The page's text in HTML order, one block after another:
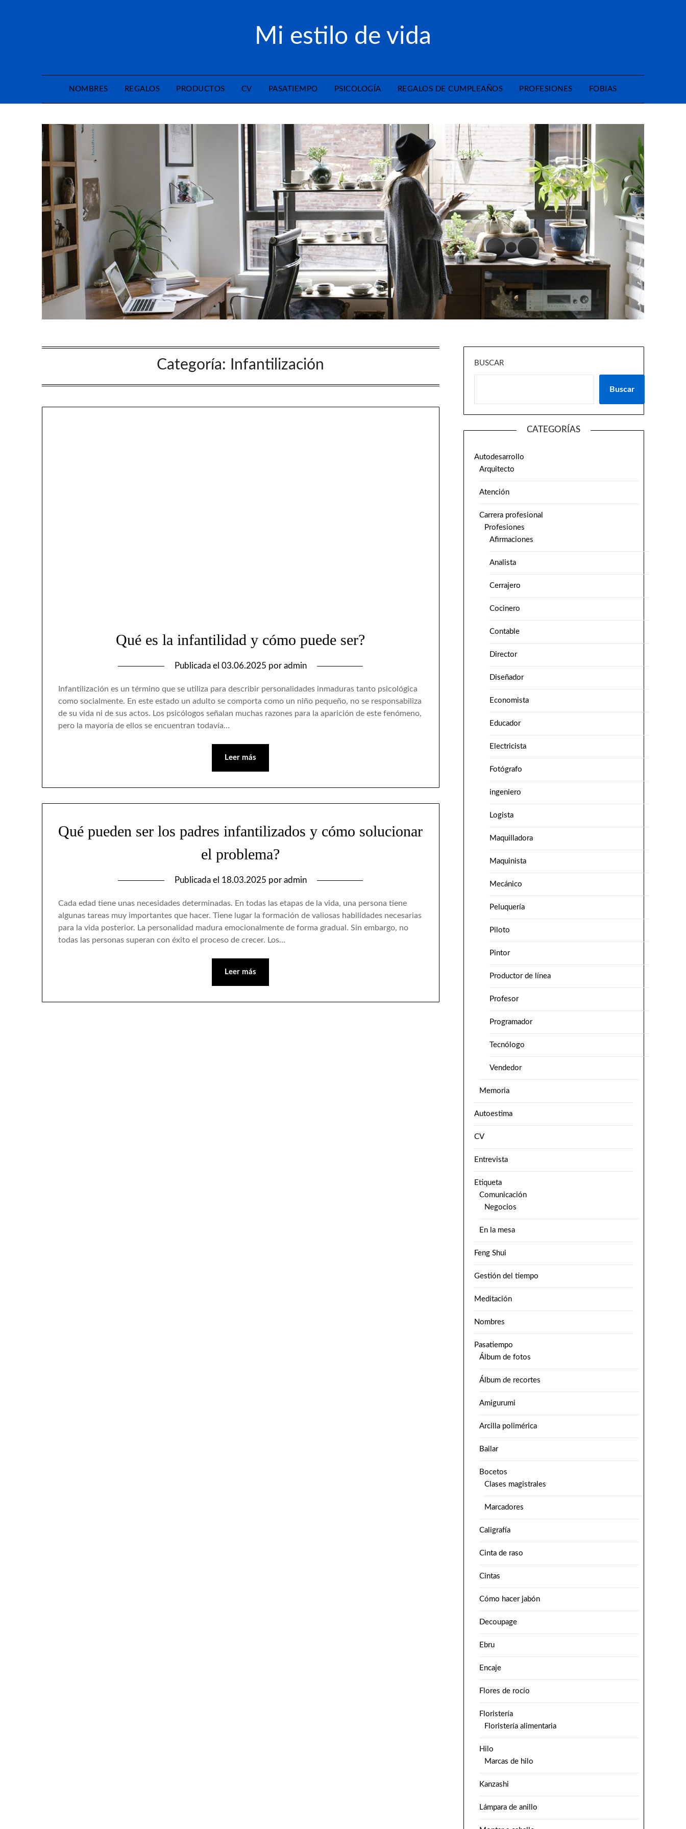
Mi estilo de vida
NOMBRES REGALOS PRODUCTOS CV PASATIEMPO PSICOLOGÍA REGALOS DE CUMPLEAÑOS PROFESIONES FOBIAS
Categoría: Infantilización
Qué es la infantilidad y cómo puede ser?
Publicada el 03.06.2025 por admin
Infantilización es un término que se utiliza para describir personalidades inmaduras tanto psicológica
como socialmente. En este estado un adulto se comporta como un niño pequeño, no se responsabiliza
de su vida ni de sus actos. Los psicólogos señalan muchas razones para la aparición de este fenómeno,
pero la mayoría de ellos se encuentran todavía…
Leer más
Qué pueden ser los padres infantilizados y cómo solucionar
el problema?
Publicada el 18.03.2025 por admin
Cada edad tiene unas necesidades determinadas. En todas las etapas de la vida, una persona tiene
algunas tareas muy importantes que hacer. Tiene lugar la formación de valiosas habilidades necesarias
para la vida posterior. La personalidad madura emocionalmente de forma gradual. Sin embargo, no
todas las personas superan con éxito el proceso de crecer. Los…
Leer más
BUSCAR
Buscar
CATEGORÍAS
Autodesarrollo
Arquitecto
Atención
Carrera profesional
Profesiones
Afirmaciones
Analista
Cerrajero
Cocinero
Contable
Director
Diseñador
Economista
Educador
Electricista
Fotógrafo
ingeniero
Logista
Maquilladora
Maquinista
Mecánico
Peluquería
Piloto
Pintor
Productor de línea
Profesor
Programador
Tecnólogo
Vendedor
Memoria
Autoestima
CV
Entrevista
Etiqueta
Comunicación
Negocios
En la mesa
Feng Shui
Gestión del tiempo
Meditación
Nombres
Pasatiempo
Álbum de fotos
Álbum de recortes
Amigurumi
Arcilla polimérica
Bailar
Bocetos
Clases magistrales
Marcadores
Caligrafía
Cinta de raso
Cintas
Cómo hacer jabón
Decoupage
Ebru
Encaje
Flores de rocío
Floristería
Floristería alimentaria
Hilo
Marcas de hilo
Kanzashi
Lámpara de anillo